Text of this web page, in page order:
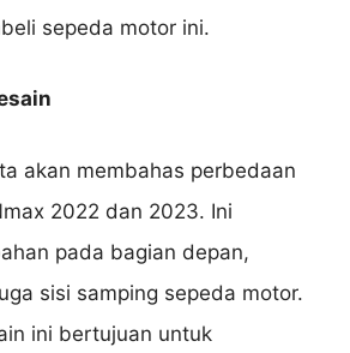
sepeda motor ini.
akan membahas perbedaan
2022 dan 2023. Ini
pada bagian depan,
sisi samping sepeda motor.
ini bertujuan untuk